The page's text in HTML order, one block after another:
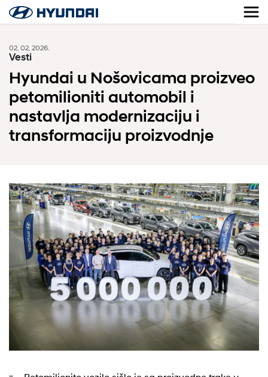
02. 02. 2026.
Vesti
Hyundai u Nošovicama proizveo
petomilioniti automobil i
nastavlja modernizaciju i
transformaciju proizvodnje